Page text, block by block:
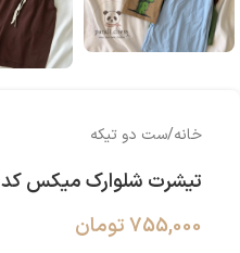
خانه/ست دو تیکه
تیشرت شلوارک میکس کد ۰۳۰۱۷۶
755,000تومان